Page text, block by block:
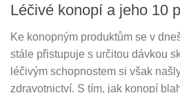
Léčivé konopí a jeho 10
Ke konopným produktům se v
stále přistupuje s určitou dávkou
léčivým schopnostem si však
zdravotnictví. S tím, jak konopí